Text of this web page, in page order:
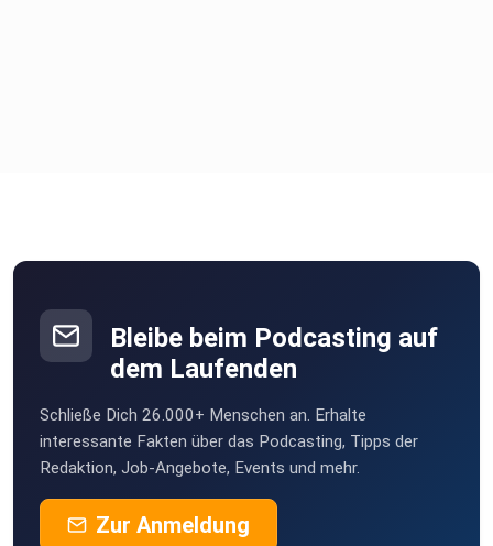
Bleibe beim Podcasting auf
dem Laufenden
Schließe Dich 26.000+ Menschen an. Erhalte
interessante Fakten über das Podcasting, Tipps der
Redaktion, Job-Angebote, Events und mehr.
Zur Anmeldung